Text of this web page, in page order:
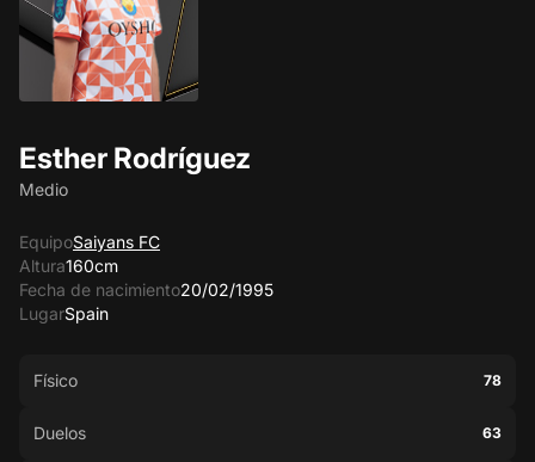
Esther Rodríguez
Medio
EquipoSaiyans FC
Altura160cm
Fecha de nacimiento20/02/1995
LugarSpain
Físico 78
Duelos 63